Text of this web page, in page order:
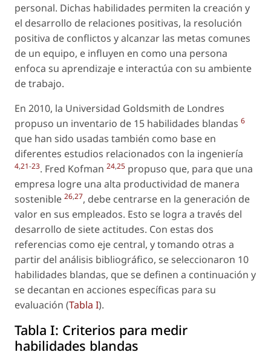
personal. Dichas habilidades permiten la creación y
el desarrollo de relaciones positivas, la resolución
positiva de conflictos y alcanzar las metas comunes
de un equipo, e influyen en como una persona
enfoca su aprendizaje e interactúa con su ambiente
de trabajo.
En 2010, la Universidad Goldsmith de Londres
propuso un inventario de 15 habilidades blandas 6
que han sido usadas también como base en
diferentes estudios relacionados con la ingeniería
4,21-23. Fred Kofman 24,25 propuso que, para que una
empresa logre una alta productividad de manera
sostenible 26,27, debe centrarse en la generación de
valor en sus empleados. Esto se logra a través del
desarrollo de siete actitudes. Con estas dos
referencias como eje central, y tomando otras a
partir del análisis bibliográfico, se seleccionaron 10
habilidades blandas, que se definen a continuación y
se decantan en acciones específicas para su
evaluación (Tabla I).
Tabla I: Criterios para medir
habilidades blandas